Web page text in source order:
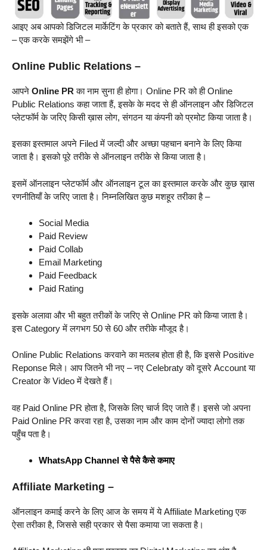
आइए अब आपको डिजिटल मार्केटिंग के प्रकार को बताते हैं, साथ ही इसको एक
– एक करके समझेंगे भी –
Online Public Relations –
आपने Online PR का नाम सुना ही होगा। Online PR को ही Online
Public Relations कहा जाता हैं, इसके के मदद से ही ऑनलाइन और डिजिटल
प्लेटफॉर्म के जरिए किसी ख़ास लोग, संगठन या कंपनी को प्रमोट किया जाता है।
इसका इस्तमाल अपने Filed में जल्दी और अच्छा पहचान बनाने के लिए किया
जाता है। इसको पूरे तरीके से ऑनलाइन तरीके से किया जाता है।
इसमें ऑनलाइन प्लेटफॉर्म और ऑनलाइन टूल का इस्तमाल करके और कुछ ख़ास
रणनीतियाँ के जरिए जाता है। निम्नलिखित कुछ मशहूर तरीका है –
Social Media
Paid Review
Paid Collab
Email Marketing
Paid Feedback
Paid Rating
इसके अलावा और भी बहुत तरीकों के जरिए से Online PR को किया जाता है।
इस Category में लगभग 50 से 60 और तरीके मौजूद है।
Online Public Relations करवाने का मतलब होता ही है, कि इससे Positive
Reponse मिले। आप जितने भी नए – नए Celebraty को दूसरे Account या
Creator के Video में देखते हैं।
वह Paid Online PR होता है, जिसके लिए चार्ज दिए जाते हैं। इससे जो अपना
Paid Online PR करवा रहा है, उसका नाम और काम दोनों ज्यादा लोगो तक
पहुँच पता है।
WhatsApp Channel से पैसे कैसे कमाए
Affiliate Marketing –
ऑनलाइन कमाई करने के लिए आज के समय में ये Affiliate Marketing एक
ऐसा तरीका है, जिससे सही प्रकार से पैसा कमाया जा सकता है।